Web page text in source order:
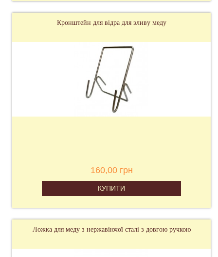
Кронштейн для відра для зливу меду
160,00 грн
КУПИТИ
Ложка для меду з нержавіючої сталі з довгою ручкою